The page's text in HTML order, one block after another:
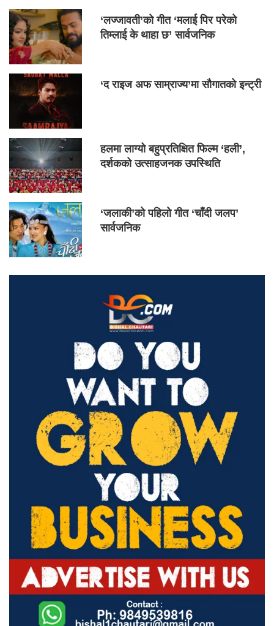
‘लज्जावती’को गीत ‘मलाई पिर परेको
तिम्लाई के थाहा छ’ सार्वजनिक
‘द राइज अफ साम्राज्य’मा सौगातको इन्ट्री
हलमा लाग्यो बहुप्रतिक्षित फिल्म ‘हली’,
दर्शकको उत्साहजनक उपस्थिति
‘जलाकी’को पहिलो गीत ‘चाँदी जलप’
सार्वजनिक